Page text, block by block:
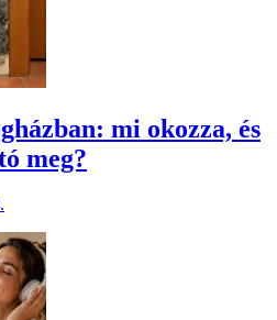
mi okozza, és
meg?